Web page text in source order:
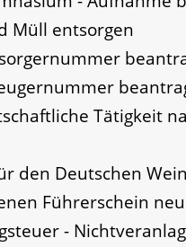
Müll entsorgen
Tätigkeit
den Deutschen
Führerschein
-